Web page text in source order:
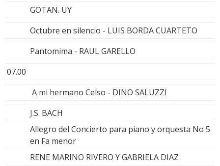
GOTAN. UY
Octubre en silencio - LUIS BORDA CUARTETO
Pantomima - RAUL GARELLO
07.00
A mi hermano Celso - DINO SALUZZI
J.S. BACH
Allegro del Concierto para piano y orquesta No 5
en Fa menor
RENE MARINO RIVERO Y GABRIELA DIAZ